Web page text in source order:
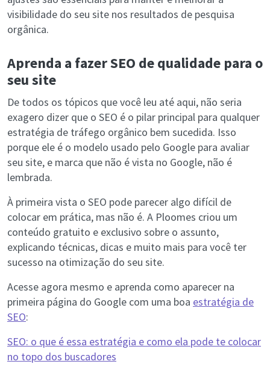
visibilidade do seu site nos resultados de pesquisa
orgânica.
Aprenda a fazer SEO de qualidade para o
seu site
De todos os tópicos que você leu até aqui, não seria
exagero dizer que o SEO é o pilar principal para qualquer
estratégia de tráfego orgânico bem sucedida. Isso
porque ele é o modelo usado pelo Google para avaliar
seu site, e marca que não é vista no Google, não é
lembrada.
À primeira vista o SEO pode parecer algo difícil de
colocar em prática, mas não é. A Ploomes criou um
conteúdo gratuito e exclusivo sobre o assunto,
explicando técnicas, dicas e muito mais para você ter
sucesso na otimização do seu site.
Acesse agora mesmo e aprenda como aparecer na
primeira página do Google com uma boa estratégia de
SEO:
SEO: o que é essa estratégia e como ela pode te colocar
no topo dos buscadores